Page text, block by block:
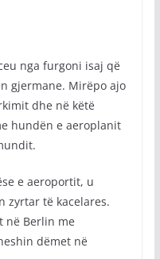
nga furgoni isaj që
gjermane. Mirëpo ajo
dhe në këtë
hundën e aeroplanit
e aeroportit, u
zyrtar të kacelares.
në Berlin me
dëmet në